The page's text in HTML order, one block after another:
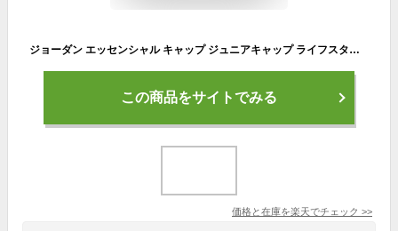
ジョーダン エッセンシャル キャップ ジュニアキャップ ライフスタイル アクセサリー キャップ＆ヘッドウェア キッズ アウトドア mtm
この商品をサイトでみる
価格と在庫を楽天でチェック >>